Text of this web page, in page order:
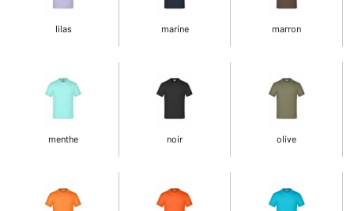
lilas marine marron
menthe noir olive